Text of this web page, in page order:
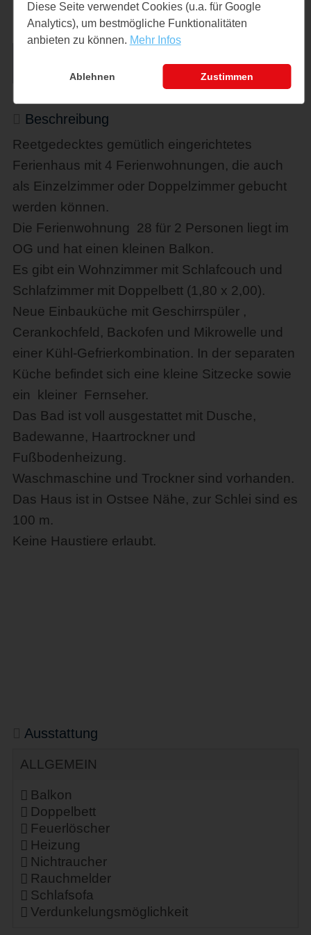
Anfrage
Beschreibung
Reetgedecktes gemütlich eingerichtetes
Ferienhaus mit 4 Ferienwohnungen, die auch
als Einzelzimmer oder Doppelzimmer gebucht
werden können.
Die Ferienwohnung 28 für 2 Personen liegt im
OG und hat einen kleinen Balkon.
Es gibt ein Wohnzimmer mit Schlafcouch und
Schlafzimmer mit Doppelbett (1,80 x 2,00).
Neue Einbauküche mit Geschirrspüler ,
Cerankochfeld, Backofen und Mikrowelle und
einer Kühl-Gefrierkombination. In der separaten
Küche befindet sich eine kleine Sitzecke sowie
ein kleiner Fernseher.
Das Bad ist voll ausgestattet mit Dusche,
Badewanne, Haartrockner und
Fußbodenheizung.
Waschmaschine und Trockner sind vorhanden.
Das Haus ist in Ostsee Nähe, zur Schlei sind es
100 m.
Keine Haustiere erlaubt.
Ausstattung
ALLGEMEIN
Balkon
Doppelbett
Feuerlöscher
Heizung
Nichtraucher
Rauchmelder
Schlafsofa
Verdunkelungsmöglichkeit
Diese Seite verwendet Cookies (u.a. für Google
Analytics), um bestmögliche Funktionalitäten
anbieten zu können. Mehr Infos
Ablehnen Zustimmen